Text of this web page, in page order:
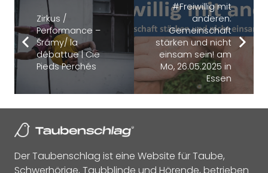
Zirkus /
Performance –
Šrámy/ la
débattue | Cie
Pieds Perchés
#Freiwillig mit
anderen:
Gemeinschaft
stärken und nicht
einsam sein! am
Mo, 26.05.2025 in
Essen
Der Taubenschlag ist eine Website für Taube,